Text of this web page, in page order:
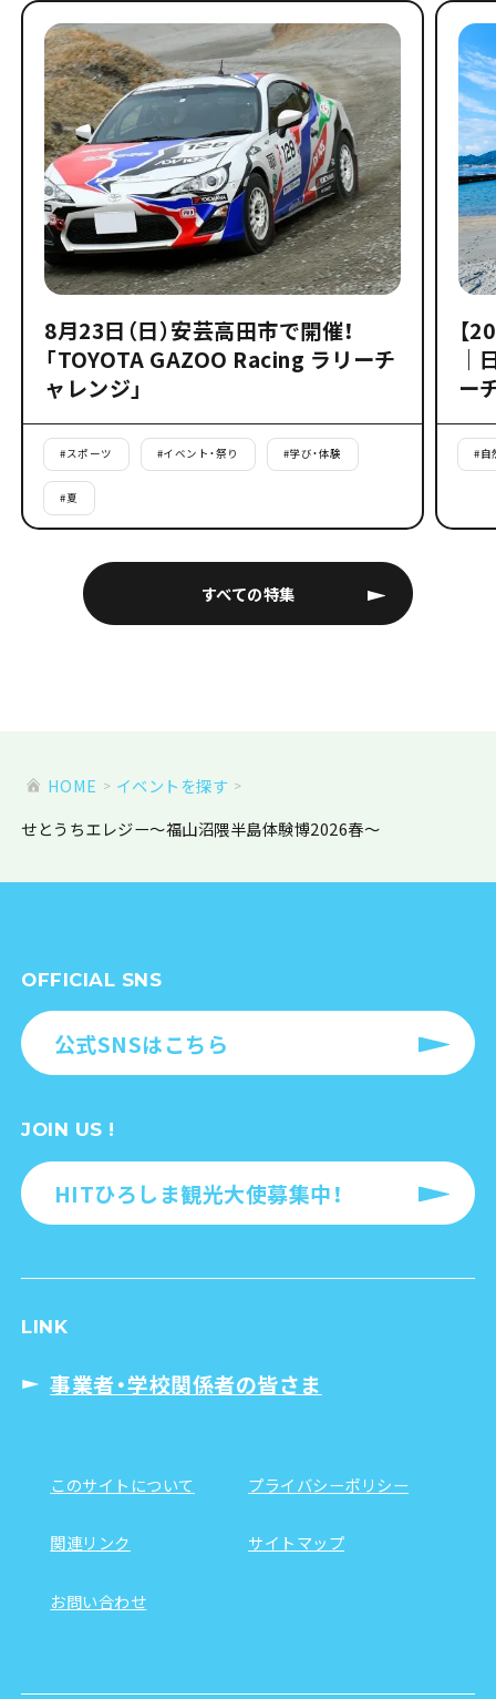
すべての特集
8月23日（日）安芸高田市で開催！
「TOYOTA GAZOO Racing ラリーチ
ャレンジ」
#スポーツ #イベント・祭り #学び・体験
#夏
【
｜
ー
#自
HOME
イベントを探す
せとうちエレジー～福山沼隈半島体験博2026春～
OFFICIAL SNS
公式SNSはこちら
JOIN US !
HITひろしま観光大使募集中！
LINK
事業者・学校関係者の皆さま
このサイトについて プライバシーポリシー
関連リンク サイトマップ
お問い合わせ